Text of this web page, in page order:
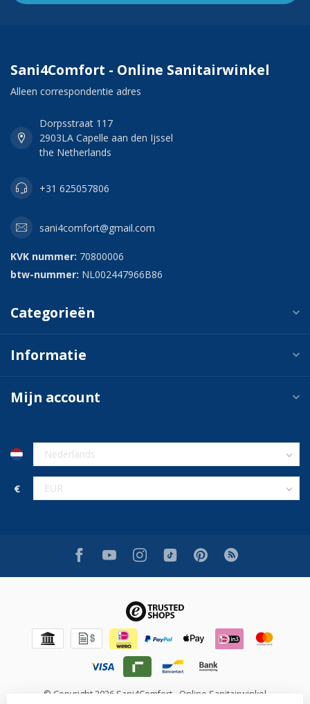
Sani4Comfort - Online Sanitairwinkel
Alleen correspondentie adres
Dorpsstraat 117
2903LA Capelle aan den Ijssel
the Netherlands
+31 625057806
sani4comfort@gmail.com
KVK nummer: 70800006
btw-nummer: NL002447966B86
Categorieën
Informatie
Mijn account
€
© Copyright 2026 Sani4Comfort - Online Sanitairwinkel